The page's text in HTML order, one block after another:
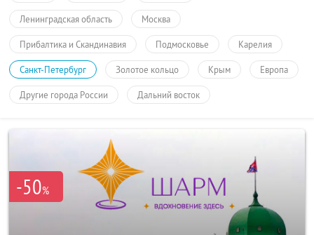
Ленинградская область Москва
Прибалтика и Скандинавия Подмосковье Карелия
Санкт-Петербург Золотое кольцо Крым Европа
Другие города России Дальний восток
-50%